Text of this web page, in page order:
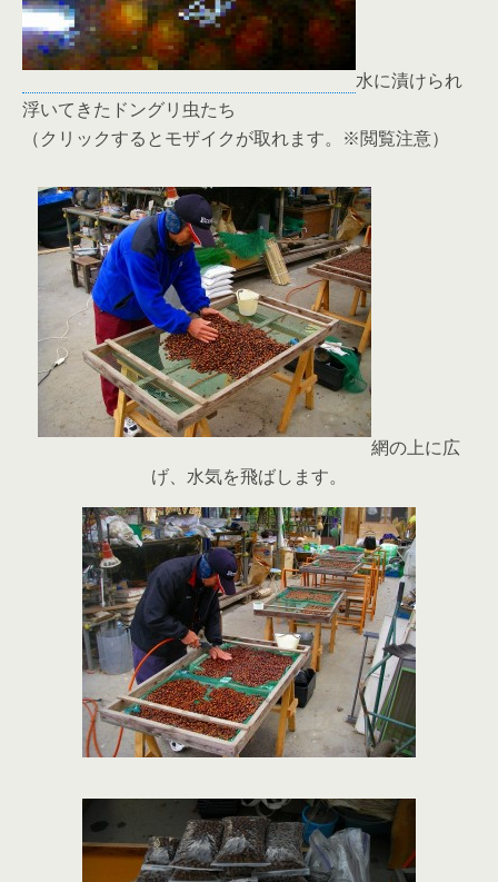
水に漬けられ
浮いてきたドングリ虫たち
（クリックするとモザイクが取れます。※閲覧注意）
網の上に広
げ、水気を飛ばします。